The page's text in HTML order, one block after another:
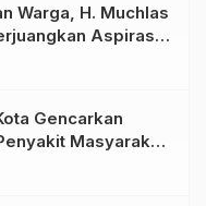
Warga, H. Muchlas
Aspirasi
Gencarkan
Masyarakat